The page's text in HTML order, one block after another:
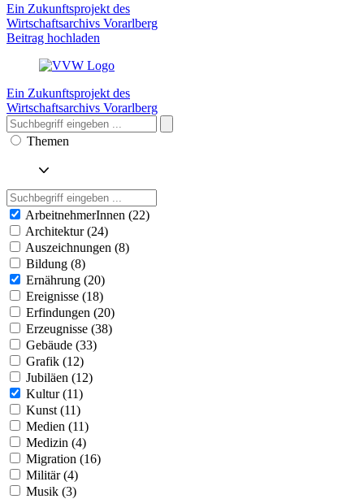
Ein Zukunftsprojekt des
Wirtschaftsarchivs Vorarlberg
Beitrag hochladen
Ein Zukunftsprojekt des
Wirtschaftsarchivs Vorarlberg
Themen
ArbeitnehmerInnen (22)
Architektur (24)
Auszeichnungen (8)
Bildung (8)
Ernährung (20)
Ereignisse (18)
Erfindungen (20)
Erzeugnisse (38)
Gebäude (33)
Grafik (12)
Jubiläen (12)
Kultur (11)
Kunst (11)
Medien (11)
Medizin (4)
Migration (16)
Militär (4)
Musik (3)